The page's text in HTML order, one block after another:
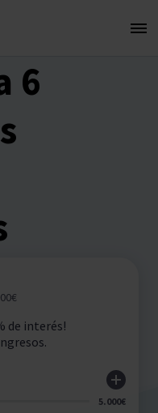
6
de interés!